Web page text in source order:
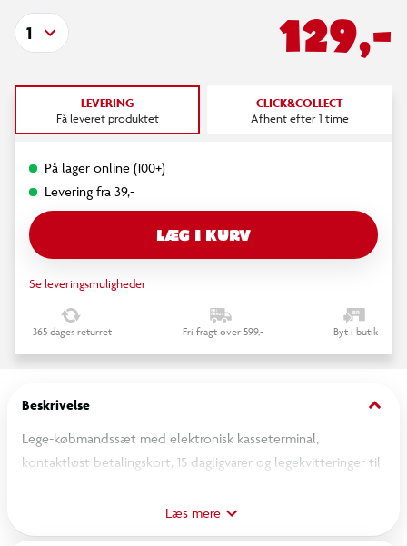
129,-
1
LEVERING
Få leveret produktet
CLICK&COLLECT
Afhent efter 1 time
På lager online (100+)
Levering fra 39,-
LÆG I KURV
Se leveringsmuligheder
365 dages returret Fri fragt over 599,- Byt i butik
Beskrivelse keyboard_arrow_down
Lege-købmandssæt med elektronisk kasseterminal,
kontaktløst betalingskort, 15 dagligvarer og legekvitteringer til
Kræver 2 x AAA batterier (1,5V) (inkluderet)
Læs mere